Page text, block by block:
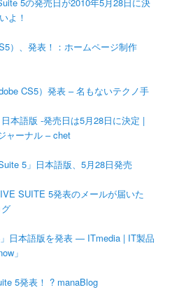
5の発売日が2010年5月28日に決
よ！
）、発表！：ホームページ制作
CS5）発表 – 名もないテクノ手
本語版 -発売日は5月28日に決定 |
ャーナル – chet
5」日本語版、5月28日発売
SUITE 5発表のメールが届いた
日本語版を発表 — ITmedia | IT製品
」
5発表！ ? manaBlog